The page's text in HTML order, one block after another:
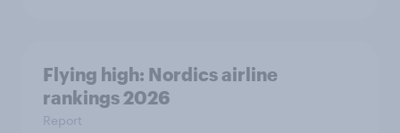
Flying high: Nordics airline
rankings 2026
Report